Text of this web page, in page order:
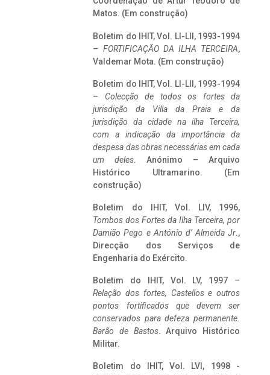
Matos. (Em construção)
Boletim do IHIT, Vol. LI-LII, 1993-1994
– FORTIFICAÇÃO DA ILHA TERCEIRA,
Valdemar Mota. (Em construção)
Boletim do IHIT, Vol. LI-LII, 1993-1994
– Colecção de todos os fortes da
jurisdição da Villa da Praia e da
jurisdição da cidade na ilha Terceira,
com a indicação da importância da
despesa das obras necessárias em cada
um deles. Anónimo – Arquivo
Histórico Ultramarino. (Em
construção)
Boletim do IHIT, Vol. LIV, 1996,
Tombos dos Fortes da Ilha Terceira, por
Damião Pego e António d’ Almeida Jr.,
Direcção dos Serviços de
Engenharia do Exército.
Boletim do IHIT, Vol. LV, 1997 –
Relação dos fortes, Castellos e outros
pontos fortificados que devem ser
conservados para defeza permanente.
Barão de Bastos. Arquivo Histórico
Militar.
Boletim do IHIT, Vol. LVI, 1998 -